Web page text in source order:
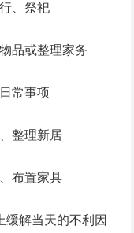
、祭祀
品或整理家务
常事项
整理新居
布置家具
缓解当天的不利因